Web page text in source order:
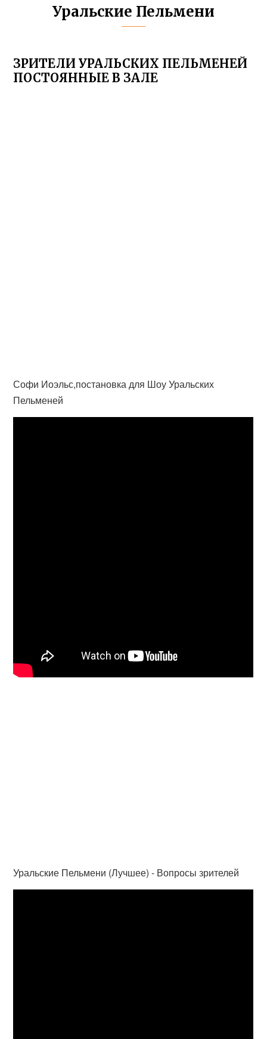
Уральские Пельмени
ЗРИТЕЛИ УРАЛЬСКИХ ПЕЛЬМЕНЕЙ
ПОСТОЯННЫЕ В ЗАЛЕ
Софи Иоэльс,постановка для Шоу Уральских
Пельменей
Уральские Пельмени (Лучшее) - Вопросы зрителей